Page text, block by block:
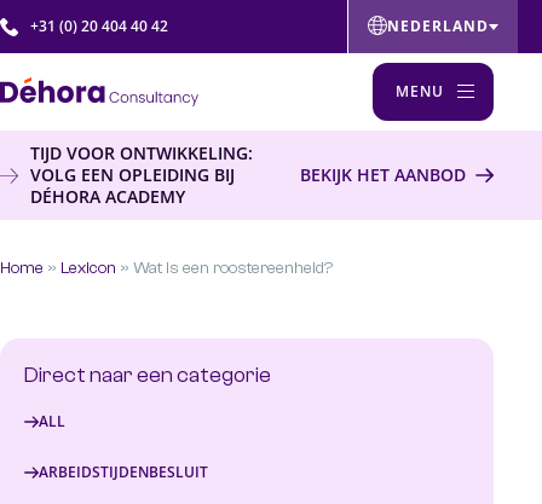
+31 (0) 20 404 40 42 NEDERLAND
BELGIË
ČESKÁ REPUBLIKA
Oplossingen
Interim & Werving en Selectie
Planning Service Center
Academy
MENU
TIJD VOOR ONTWIKKELING:
VOLG EEN OPLEIDING BIJ
DÉHORA ACADEMY
BEKIJK HET AANBOD
Home » Lexicon » Wat is een roostereenheid?
Direct naar een categorie
ALL
ARBEIDSTIJDENBESLUIT